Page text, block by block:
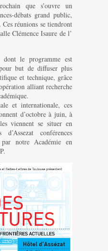
que s’ouvre un
débats grand public,
réunions se tiendront
Clémence Isaure de l’
dont le programme est
but de diffuser plus
et technique, grâce
alliant recherche
et internationale, ces
d’octobre à juin, à
viennent se situer en
conférences
par notre Académie en